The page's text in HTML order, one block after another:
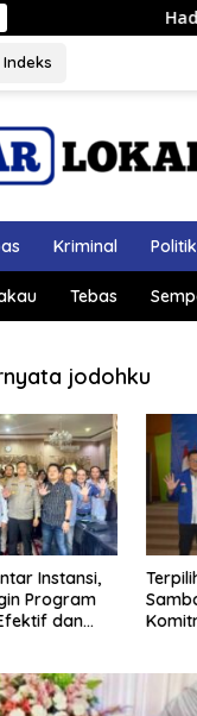
Hadiri Acara
Indeks
Kriminal Politik
Tebas
jodohku
Instansi,
Program
dan